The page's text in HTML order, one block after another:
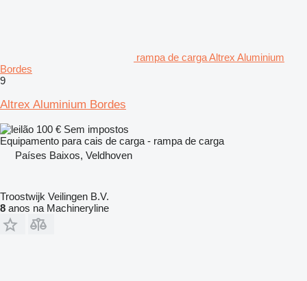
rampa de carga Altrex Aluminium
Bordes
9
Altrex Aluminium Bordes
100 € Sem impostos
Equipamento para cais de carga - rampa de carga
Países Baixos, Veldhoven
Troostwijk Veilingen B.V.
8 anos na Machineryline